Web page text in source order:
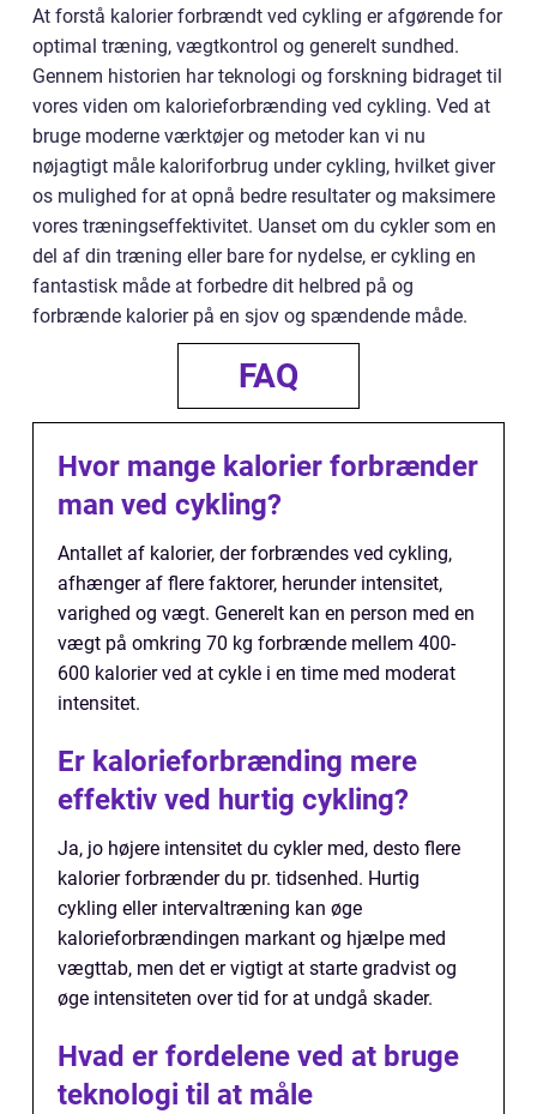
At forstå kalorier forbrændt ved cykling er afgørende for
optimal træning, vægtkontrol og generelt sundhed.
Gennem historien har teknologi og forskning bidraget til
vores viden om kalorieforbrænding ved cykling. Ved at
bruge moderne værktøjer og metoder kan vi nu
nøjagtigt måle kaloriforbrug under cykling, hvilket giver
os mulighed for at opnå bedre resultater og maksimere
vores træningseffektivitet. Uanset om du cykler som en
del af din træning eller bare for nydelse, er cykling en
fantastisk måde at forbedre dit helbred på og
forbrænde kalorier på en sjov og spændende måde.
FAQ
Hvor mange kalorier forbrænder
man ved cykling?
Antallet af kalorier, der forbrændes ved cykling,
afhænger af flere faktorer, herunder intensitet,
varighed og vægt. Generelt kan en person med en
vægt på omkring 70 kg forbrænde mellem 400-
600 kalorier ved at cykle i en time med moderat
intensitet.
Er kalorieforbrænding mere
effektiv ved hurtig cykling?
Ja, jo højere intensitet du cykler med, desto flere
kalorier forbrænder du pr. tidsenhed. Hurtig
cykling eller intervaltræning kan øge
kalorieforbrændingen markant og hjælpe med
vægttab, men det er vigtigt at starte gradvist og
øge intensiteten over tid for at undgå skader.
Hvad er fordelene ved at bruge
teknologi til at måle